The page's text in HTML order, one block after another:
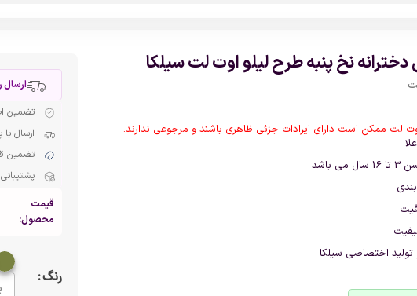
نخ پنبه طرح لیلو اوت لت سیلکا
لت ممکن است دارای ایرادات جزئی ظاهری باشند و مرجوعی ندارند.
می باشد
اختصاصی سیلکا
ارسال
تضمین
ارسال
تضمین
قیمت
محصول:
رنگ